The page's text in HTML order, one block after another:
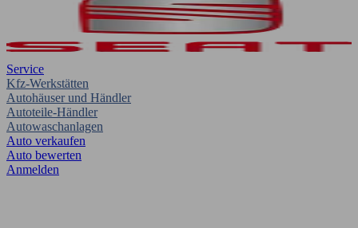
Service
Kfz-Werkstätten
Autohäuser und Händler
Autoteile-Händler
Autowaschanlagen
Auto verkaufen
Auto bewerten
Anmelden